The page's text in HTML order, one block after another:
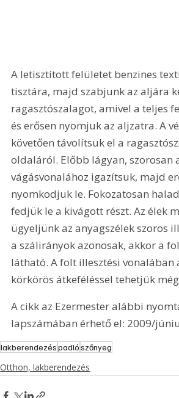
A letisztított felületet benzines
tisztára, majd szabjunk az aljára
ragasztószalagot, amivel a teljes
és erősen nyomjuk az aljzatra. A
követően távolítsuk el a
oldaláról. Előbb lágyan, szorosan
vágásvonalához igazítsuk, majd
nyomkodjuk le. Fokozatosan
fedjük le a kivágott részt. Az élek
ügyeljünk az anyagszélek szoros
a szálirányok azonosak, akkor a
látható. A folt illesztési vonalában
körkörös átkeféléssel tehetjük
A cikk az Ezermester alábbi
lapszámában érhető el: 2009/
lakberendezéspadlószőnyeg
Otthon, lakberendezés